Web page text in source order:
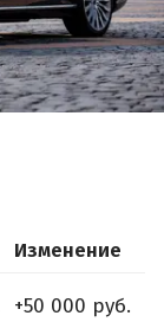
Изменение
+50 000 руб.